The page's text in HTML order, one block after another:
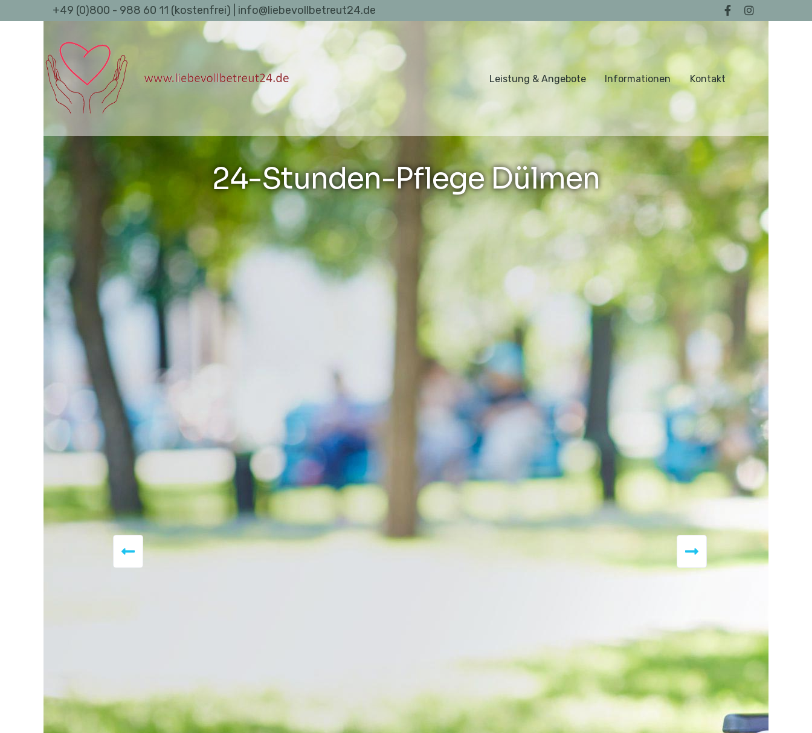
+49 (0)800 - 988 60 11 (kostenfrei) | info@liebevollbetreut24.de
Leistung & Angebote Informationen Kontakt
24-Stunden-Pflege Dülmen